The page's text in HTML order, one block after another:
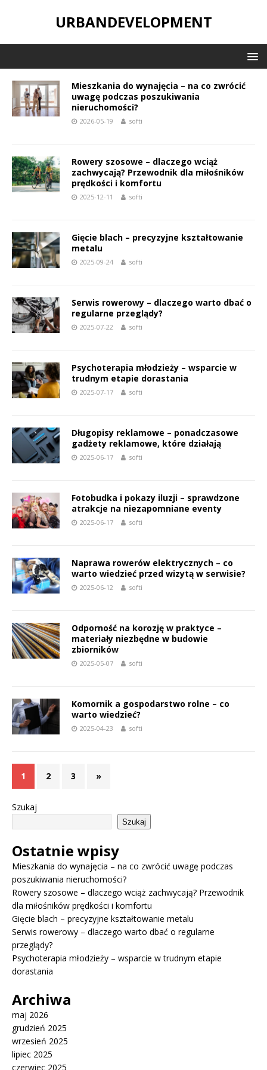
URBANDEVELOPMENT
Mieszkania do wynajęcia – na co zwrócić
uwagę podczas poszukiwania
nieruchomości?
2026-05-19 softi
Rowery szosowe – dlaczego wciąż
zachwycają? Przewodnik dla miłośników
prędkości i komfortu
2025-12-11 softi
Gięcie blach – precyzyjne kształtowanie
metalu
2025-09-24 softi
Serwis rowerowy – dlaczego warto dbać o
regularne przeglądy?
2025-07-22 softi
Psychoterapia młodzieży – wsparcie w
trudnym etapie dorastania
2025-07-17 softi
Długopisy reklamowe – ponadczasowe
gadżety reklamowe, które działają
2025-06-17 softi
Fotobudka i pokazy iluzji – sprawdzone
atrakcje na niezapomniane eventy
2025-06-17 softi
Naprawa rowerów elektrycznych – co
warto wiedzieć przed wizytą w serwisie?
2025-06-12 softi
Odporność na korozję w praktyce –
materiały niezbędne w budowie
zbiorników
2025-05-07 softi
Komornik a gospodarstwo rolne – co
warto wiedzieć?
2025-04-23 softi
1 2 3 »
Szukaj
Szukaj
Ostatnie wpisy
Mieszkania do wynajęcia – na co zwrócić uwagę podczas
poszukiwania nieruchomości?
Rowery szosowe – dlaczego wciąż zachwycają? Przewodnik
dla miłośników prędkości i komfortu
Gięcie blach – precyzyjne kształtowanie metalu
Serwis rowerowy – dlaczego warto dbać o regularne
przeglądy?
Psychoterapia młodzieży – wsparcie w trudnym etapie
dorastania
Archiwa
maj 2026
grudzień 2025
wrzesień 2025
lipiec 2025
czerwiec 2025